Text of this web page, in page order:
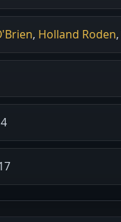
, Holland Roden,